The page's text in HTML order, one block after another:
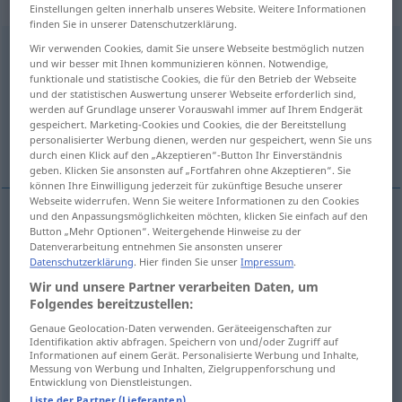
annehmenv/t
Übersicht aller Übersetzungen
(Für mehr Details die Übersetzung anklicken/antippen)
anta, motta, acceptera, anta, förmoda
anta annehmen
motta annehmenempfangen
acceptera annehmen Wechsel
anta,förmoda annehmen voraussetzen
Einstellungen gelten innerhalb unseres Website. Weitere Informationen
finden Sie in unserer Datenschutzerklärung.
Wir verwenden Cookies, damit Sie unsere Webseite bestmöglich nutzen
und wir besser mit Ihnen kommunizieren können. Notwendige,
funktionale und statistische Cookies, die für den Betrieb der Webseite
und der statistischen Auswertung unserer Webseite erforderlich sind,
werden auf Grundlage unserer Vorauswahl immer auf Ihrem Endgerät
gespeichert. Marketing-Cookies und Cookies, die der Bereitstellung
personalisierter Werbung dienen, werden nur gespeichert, wenn Sie uns
durch einen Klick auf den „Akzeptieren“-Button Ihr Einverständnis
geben. Klicken Sie ansonsten auf „Fortfahren ohne Akzeptieren“. Sie
können Ihre Einwilligung jederzeit für zukünftige Besuche unserer
Webseite widerrufen. Wenn Sie weitere Informationen zu den Cookies
und den Anpassungsmöglichkeiten möchten, klicken Sie einfach auf den
Button „Mehr Optionen“. Weitergehende Hinweise zu der
Datenverarbeitung entnehmen Sie ansonsten unserer
Datenschutzerklärung. Hier finden Sie unserImpressum.
Wir und unsere Partner verarbeiten Daten, um
Folgendes bereitzustellen:
Genaue Geolocation-Daten verwenden. Geräteeigenschaften zur
Identifikation aktiv abfragen. Speichern von und/oder Zugriff auf
Informationen auf einem Gerät. Personalisierte Werbung und Inhalte,
Messung von Werbung und Inhalten, Zielgruppenforschung und
Entwicklung von Dienstleistungen.